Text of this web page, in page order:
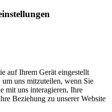
auf Ihrem Gerät eingestellt
uns mitzuteilen, wenn Sie
mit uns interagieren, Ihre
Beziehung zu unserer Website